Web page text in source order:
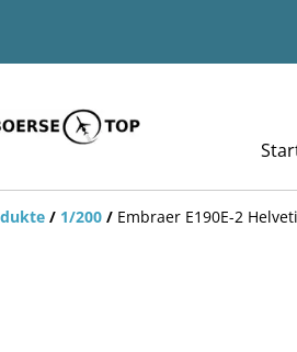
/ 1/200 / Embraer E190E-2